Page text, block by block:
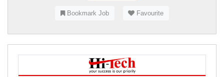
Bookmark Job Favourite